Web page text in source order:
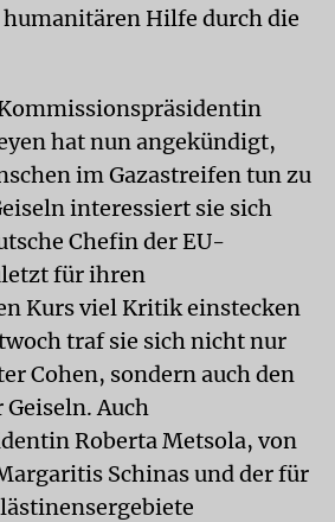
Hilfe durch die
hat nun angekündigt,
im Gazastreifen tun zu
interessiert sie sich
Chefin der EU-
für ihren
Kurs viel Kritik einstecken
traf sie sich nicht nur
Cohen, sondern auch den
Auch
Roberta Metsola, von
Schinas und der für